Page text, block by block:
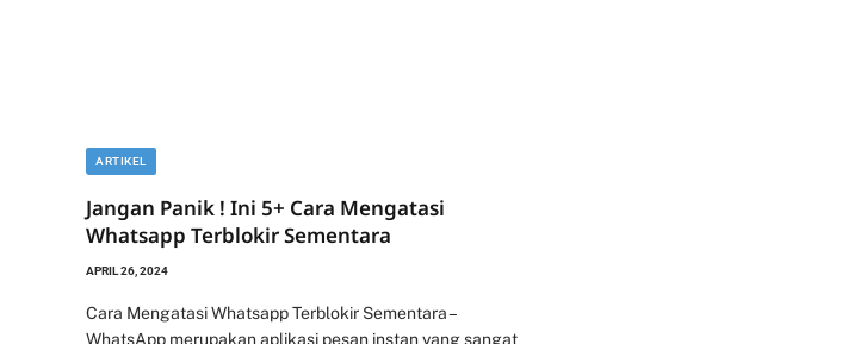
ARTIKEL
Jangan Panik ! Ini 5+ Cara Mengatasi
Whatsapp Terblokir Sementara
APRIL 26, 2024
Cara Mengatasi Whatsapp Terblokir Sementara –
WhatsApp merupakan aplikasi pesan instan yang sangat